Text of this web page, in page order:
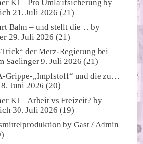
KI – Pro Umlaufsicherung by
21. Juli 2026 (21)
Bahn – und stellt die… by
29. Juli 2026 (21)
Trick“ der Merz-Regierung bei
Saelinger 9. Juli 2026 (21)
Grippe-„Impfstoff“ und die zu…
Juni 2026 (20)
KI – Arbeit vs Freizeit? by
30. Juli 2026 (19)
byGast / Admin